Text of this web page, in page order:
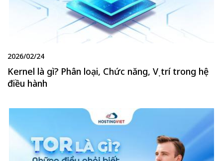
2026/02/24
Kernel là gì? Phân loại, Chức năng, Vị trí trong hệ
điều hành